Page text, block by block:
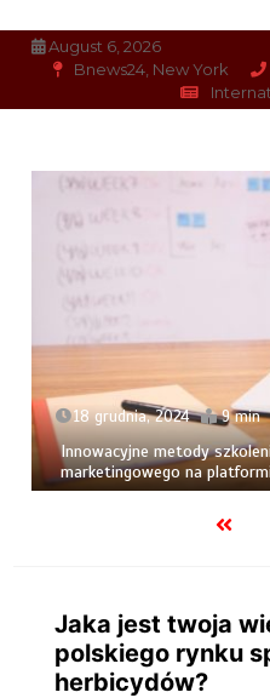
content
August 6, 2026
Bnews24, New York
18 grudnia, 2024 9 min
Innowacyjne metody
marketingowego na
Jaka jest twoja
polskiego rynku
herbicydów?